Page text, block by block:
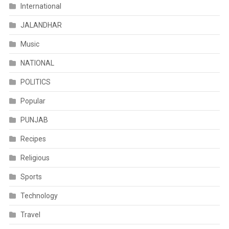
International
JALANDHAR
Music
NATIONAL
POLITICS
Popular
PUNJAB
Recipes
Religious
Sports
Technology
Travel